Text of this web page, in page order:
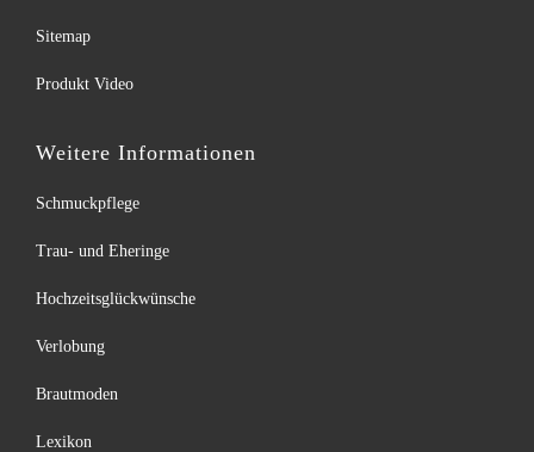
Sitemap
Produkt Video
Weitere Informationen
Schmuckpflege
Trau- und Eheringe
Hochzeitsglückwünsche
Verlobung
Brautmoden
Lexikon